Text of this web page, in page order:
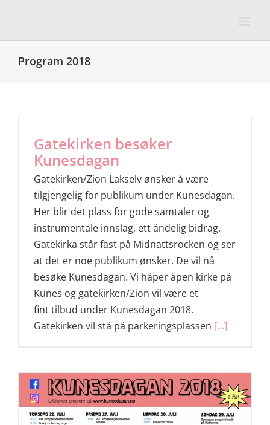
content
Program 2018
Gatekirken besøker
Kunesdagan
Gatekirken/Zion Lakselv ønsker å være
tilgjengelig for publikum under Kunesdagan.
Her blir det plass for gode samtaler og
instrumentale innslag, ett åndelig bidrag.
Gatekirka står fast på Midnattsrocken og ser
at det er noe publikum ønsker. De vil nå
besøke Kunesdagan. Vi håper åpen kirke på
Kunes og gatekirken/Zion vil være et
fint tilbud under Kunesdagan 2018.
Gatekirken vil stå på parkeringsplassen [...]